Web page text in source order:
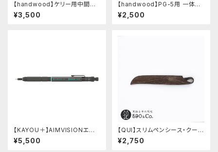
【handwood】ケリー用中間パ
ーツ/カスタムグリップ (八角形/
ステンレス)
¥3,500
【handwood】PG-5用 一体型
ノック部カバー (グルーブ/ステン
レス)
¥2,500
【KAYOU＋】AIMVISIONエイ
ムビジョン (ストーンブラック)
¥5,500
【QUI】スリムペンシース・クード
ゥー (ストーン)
¥2,750